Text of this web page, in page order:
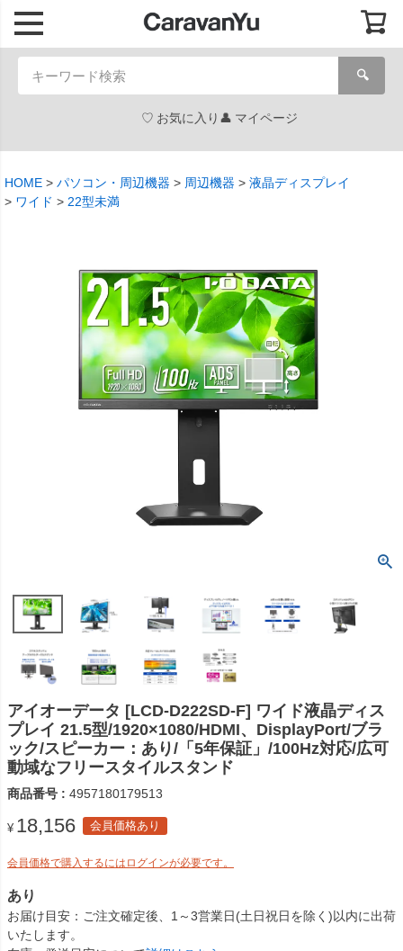
🔍
お気に入り マイページ
HOME パソコン・周辺機器 周辺機器
液晶ディスプレイ
ワイド
22型未満
アイオーデータ [LCD-D222SD-F] ワイド液晶ディス
プレイ 21.5型/1920×1080/HDMI、DisplayPort/ブラ
ック/スピーカー：あり/「5年保証」/100Hz対応/広可
動域なフリースタイルスタンド
商品番号 4957180179513
¥ 18,156 会員価格あり
会員価格で購入するにはログインが必要です。
あり
お届け目安
ご注文確定後、1～3営業日(土日祝日を除く)以内に出荷
いたします。